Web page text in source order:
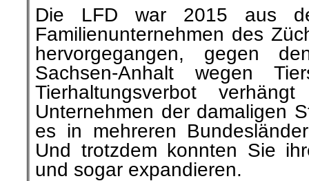
Die LFD war 2015 aus
Familienunternehmen des
hervorgegangen, gegen
Sachsen-Anhalt wegen
Tierhaltungsverbot
Unternehmen der damaligen
es in mehreren
Und trotzdem konnten Sie
und sogar expandieren.